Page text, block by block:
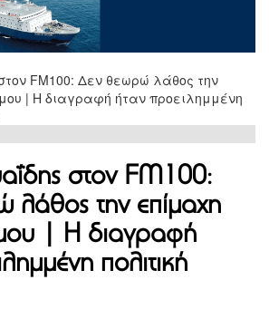
στον FM100:
την επίμαχη
| Η διαγραφή
πολιτική